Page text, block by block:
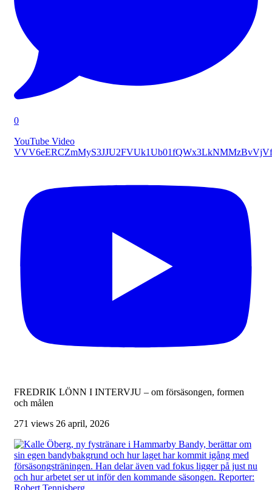
0
YouTube Video
FREDRIK LÖNN I INTERVJU – om försäsongen, formen
och målen
271 views 26 april, 2026